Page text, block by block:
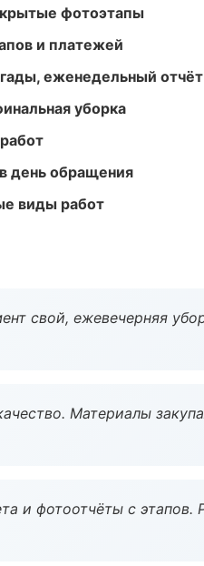
фотоэтапы
и платежей
еженедельный отчёт
уборка
день обращения
виды работ
свой, ежевечерняя
Материалы
и фотоотчёты с этапов.